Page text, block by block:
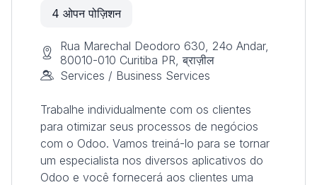
4 ओपन पोज़िशन
Rua Marechal Deodoro 630, 24o Andar,
80010-010 Curitiba PR, ब्राज़ील
Services / Business Services
Trabalhe individualmente com os clientes
para otimizar seus processos de negócios
com o Odoo. Vamos treiná-lo para se tornar
um especialista nos diversos aplicativos do
Odoo e você fornecerá aos clientes uma